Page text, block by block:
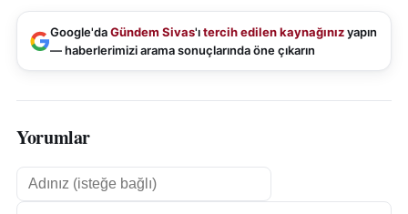
Google'daGündem Sivas'ıtercih edilen kaynağınızyapın
— haberlerimizi arama sonuçlarında öne çıkarın
Yorumlar